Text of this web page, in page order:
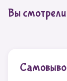
Вы смотрели